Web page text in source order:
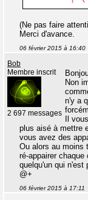
(Ne pas faire
Merci d'avance.
06 février 2015 à 16:40
Bob
Membre inscrit
2 697 messages
Non
n'y a
Il
plus aisé à mettre
vous avez des
Ou alors au moins
ré-appairer
quelqu'un qui n'est
@+
06 février 2015 à 17:11